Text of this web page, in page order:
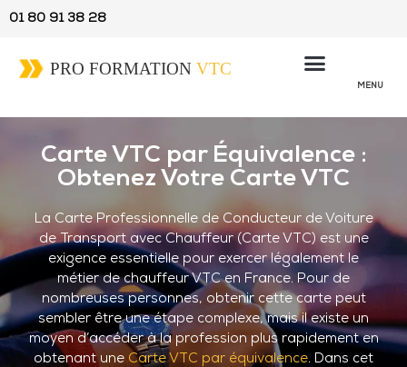
01 80 91 38 28
MENU
Carte VTC par Équivalence :
Obtenez Votre Carte VTC
La Carte Professionnelle de Conducteur de Voiture
de Transport avec Chauffeur (Carte VTC) est une
exigence essentielle pour exercer légalement le
métier de chauffeur VTC en France. Pour de
nombreuses personnes, obtenir cette carte peut
sembler être une étape complexe, mais il existe un
moyen d’accéder à la profession plus rapidement en
obtenant une Carte VTC par équivalence. Dans cet